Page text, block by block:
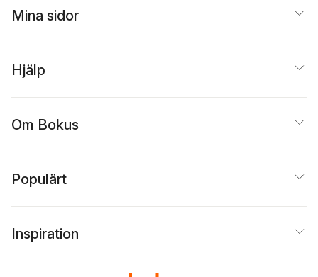
Mina sidor
Hjälp
Om Bokus
Populärt
Inspiration